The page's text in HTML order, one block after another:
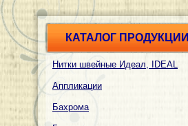
КАТАЛОГ ПРОДУКЦИИ
Нитки швейные Идеал, IDEAL
Аппликации
Бахрома